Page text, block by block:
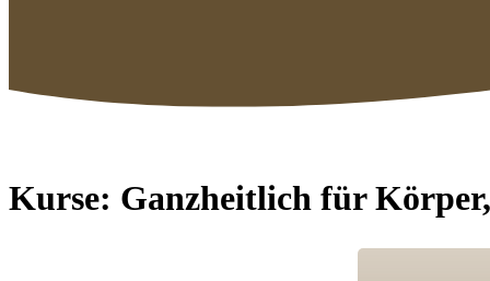
Kurse: Ganzheitlich für